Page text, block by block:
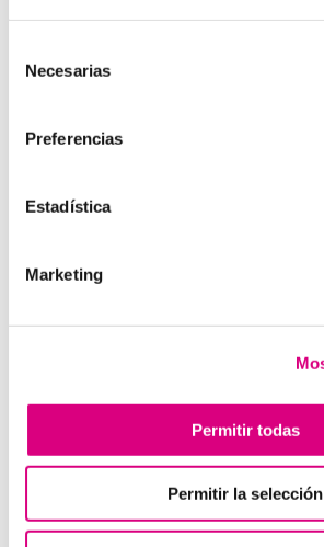
Necesarias
Preferencias
Estadística
Marketing
Permitir todas
Permitir la selección
15 años de experiencia, disponemos
negocio.
Telefonía Virtual,
; siempre con las garantías
excelente.
través de nuestro email:
comentario.
Telefonía Virtual
Interfonos IP para aerogeneradores: